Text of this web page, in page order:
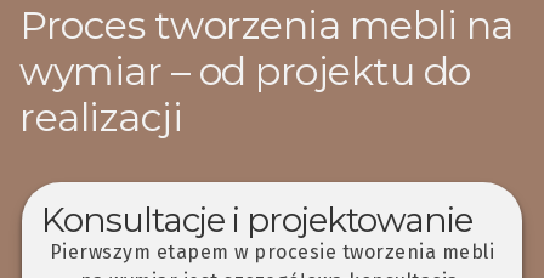
Proces tworzenia mebli na
wymiar – od projektu do
realizacji
Konsultacje i projektowanie
Pierwszym etapem w procesie tworzenia mebli